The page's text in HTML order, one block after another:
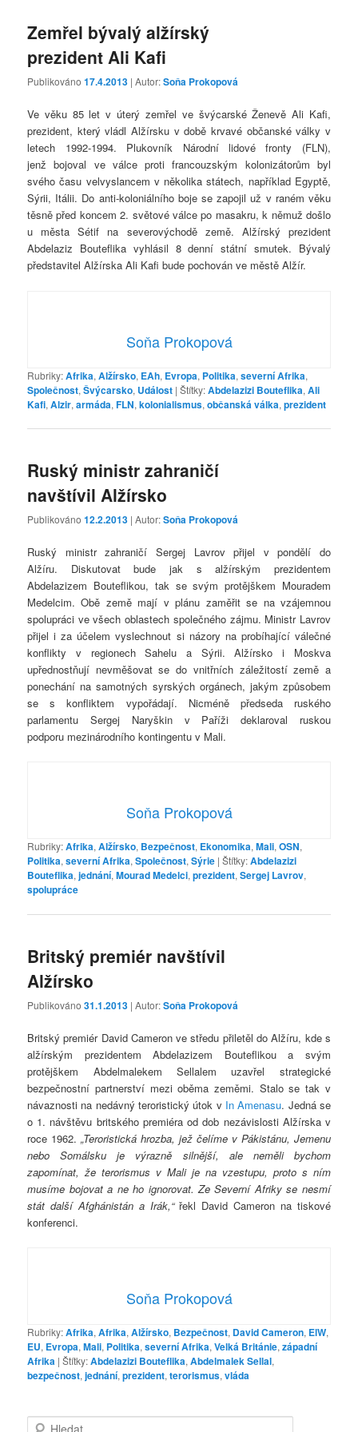
Zemřel bývalý alžírský
prezident Ali Kafi
Publikováno17.4.2013 | Autor:Soňa Prokopová
Ve věku 85 let v úterý zemřel ve švýcarské Ženevě Ali Kafi,
prezident, který vládl Alžírsku v době krvavé občanské války v
letech 1992-1994. Plukovník Národní lidové fronty (FLN),
jenž bojoval ve válce proti francouzským kolonizátorům byl
svého času velvyslancem v několika státech, například Egyptě,
Sýrii, Itálii. Do anti-koloniálního boje se zapojil už v raném věku
těsně před koncem 2. světové válce po masakru, k němuž došlo
u města Sétif na severovýchodě země. Alžírský prezident
Abdelaziz Bouteflika vyhlásil 8 denní státní smutek. Bývalý
představitel Alžírska Ali Kafi bude pochován ve městě Alžír.
Soňa Prokopová
Rubriky:Afrika,Alžírsko, EAh, Evropa, Politika,severní Afrika,
Společnost,Švýcarsko, Událost |Štítky:Abdelazizi Bouteflika,Ali
Kafi,Alzir,armáda,FLN,kolonialismus,občanská válka,prezident
Ruský ministr zahraničí
navštívil Alžírsko
Publikováno12.2.2013 | Autor:Soňa Prokopová
Ruský ministr zahraničí Sergej Lavrov přijel v pondělí do
Alžíru. Diskutovat bude jak s alžírským prezidentem
Abdelazizem Bouteflikou, tak se svým protějškem Mouradem
Medelcim. Obě země mají v plánu zaměřit se na vzájemnou
spolupráci ve všech oblastech společného zájmu. Ministr Lavrov
přijel i za účelem vyslechnout si názory na probíhající válečné
konflikty v regionech Sahelu a Sýrii. Alžírsko i Moskva
upřednostňují nevměšovat se do vnitřních záležitostí země a
ponechání na samotných syrských orgánech, jakým způsobem
se s konfliktem vypořádají. Nicméně předseda ruského
parlamentu Sergej Naryškin v Paříži deklaroval ruskou
podporu mezinárodního kontingentu v Mali.
Soňa Prokopová
Rubriky:Afrika,Alžírsko, Bezpečnost, Ekonomika,Mali,OSN,
Politika,severní Afrika,Společnost,Sýrie |Štítky:Abdelazizi
Bouteflika,jednání,Mourad Medelci,prezident,Sergej Lavrov,
spolupráce
Britský premiér navštívil
Alžírsko
Publikováno31.1.2013 | Autor:Soňa Prokopová
Britský premiér David Cameron ve středu přiletěl do Alžíru, kde s
alžírským prezidentem Abdelazizem Bouteflikou a svým
protějškem Abdelmalekem Sellalem uzavřel strategické
bezpečnostní partnerství mezi oběma zeměmi. Stalo se tak v
návaznosti na nedávný teroristický útok v In Amenasu. Jedná se
o 1. návštěvu britského premiéra od dob nezávislosti Alžírska v
roce 1962.„Teroristická hrozba, jež čelíme v Pákistánu, Jemenu
nebo Somálsku je výrazně silnější, ale neměli bychom
zapomínat, že terorismus v Mali je na vzestupu, proto s ním
musíme bojovat a ne ho ignorovat. Ze Severní Afriky se nesmí
stát další Afghánistán a Irák,“řekl David Cameron na tiskové
konferenci.
Soňa Prokopová
Rubriky:Afrika,Afrika,Alžírsko, Bezpečnost, David Cameron, ElW,
EU, Evropa,Mali, Politika,severní Afrika,Velká Británie,západní
Afrika |Štítky:Abdelazizi Bouteflika,Abdelmalek Sellal,
bezpečnost,jednání,prezident,terorismus,vláda